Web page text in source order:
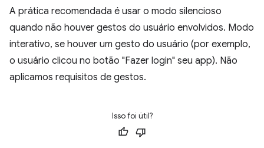
A prática recomendada é usar o modo silencioso
quando não houver gestos do usuário envolvidos. Modo
interativo, se houver um gesto do usuário (por exemplo,
o usuário clicou no botão "Fazer login" seu app). Não
aplicamos requisitos de gestos.
Isso foi útil?